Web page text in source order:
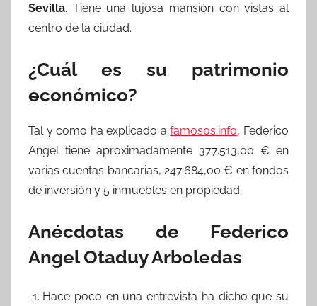
Sevilla. Tiene una lujosa mansión con vistas al
centro de la ciudad.
¿Cuál es su patrimonio
económico?
Tal y como ha explicado afamosos.info, Federico
Angel tiene aproximadamente 377.513,00 € en
varias cuentas bancarias, 247.684,00 € en fondos
de inversión y 5 inmuebles en propiedad.
Anécdotas de Federico
Angel Otaduy Arboledas
Hace poco en una entrevista ha dicho que su